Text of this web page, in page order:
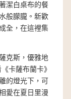
潔白桌布的餐
般朦朧。新歡
全，在這裡集
克斯，優雅地
卡薩布蘭卡》
的燈光下，可
愛在夏日里漫